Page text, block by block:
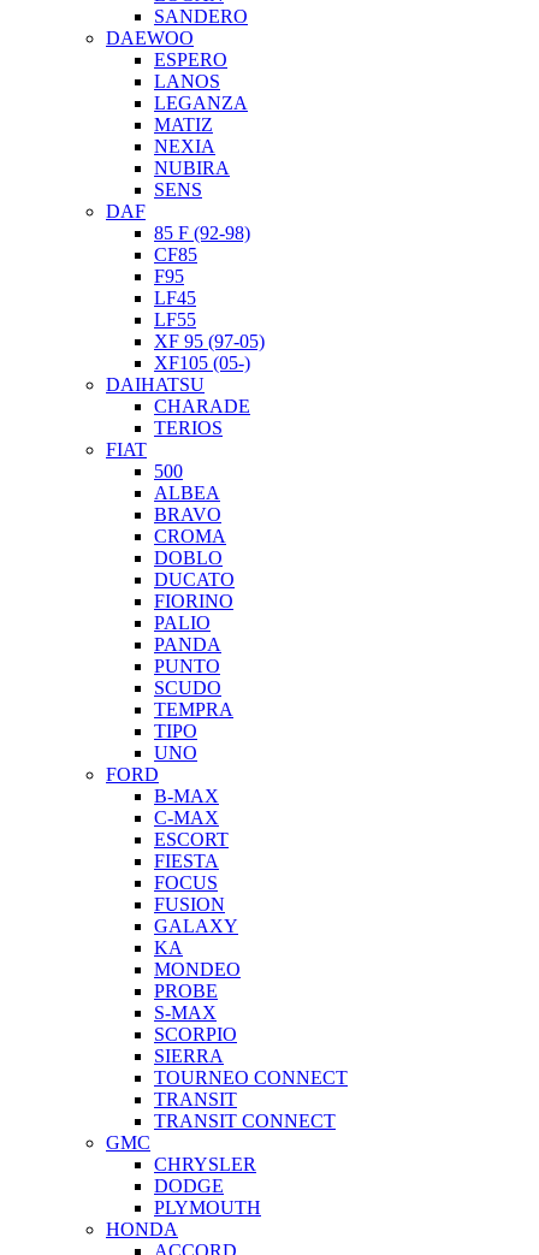
SANDERO
DAEWOO
ESPERO
LANOS
LEGANZA
MATIZ
NEXIA
NUBIRA
SENS
DAF
85 F (92-98)
CF85
F95
LF45
LF55
XF 95 (97-05)
XF105 (05-)
DAIHATSU
CHARADE
TERIOS
FIAT
500
ALBEA
BRAVO
CROMA
DOBLO
DUCATO
FIORINO
PALIO
PANDA
PUNTO
SCUDO
TEMPRA
TIPO
UNO
FORD
B-MAX
C-MAX
ESCORT
FIESTA
FOCUS
FUSION
GALAXY
KA
MONDEO
PROBE
S-MAX
SCORPIO
SIERRA
TOURNEO CONNECT
TRANSIT
TRANSIT CONNECT
GMC
CHRYSLER
DODGE
PLYMOUTH
HONDA
ACCORD